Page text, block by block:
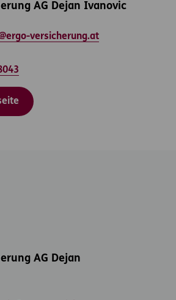
AG Dejan Ivanovic
versicherung.at
AG Dejan